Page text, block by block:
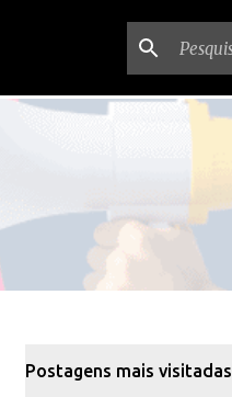
Postagens mais visitadas